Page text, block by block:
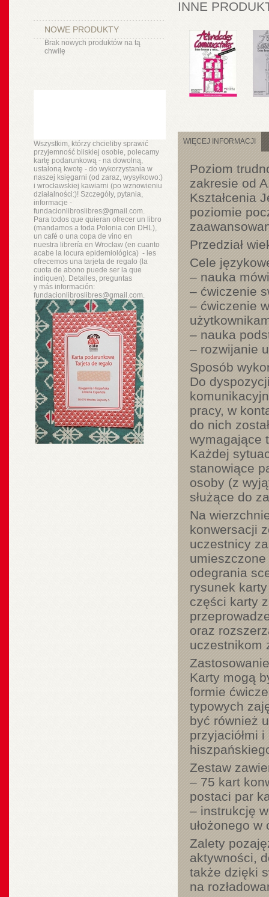
NOWE PRODUKTY
Brak nowych produktów na tą
chwilę
Wszystkim, którzy chcieliby sprawić
przyjemność bliskiej osobie, polecamy
kartę podarunkową - na dowolną,
ustaloną kwotę - do wykorzystania w
naszej księgarni (od zaraz, wysyłkowo:)
i wrocławskiej kawiarni (po wznowieniu
działalności:)! Szczegóły, pytania,
informacje -
fundacionlibroslibres@gmail.com.
Para todos que quieran ofrecer un libro
(mandamos a toda Polonia con DHL),
un café o una copa de vino en
nuestra libreríaen Wrocław (en cuanto
acabe la locura epidemiológica) - les
ofrecemos una tarjeta de regalo (la
cuota de abono puede ser la que
indiquen). Detalles, preguntas
y másinformación:
fundacionlibroslibres@gmail.com.
INNE
WIĘCEJ INFORMACJI
Poziom
zakresie od
Kształcenia
poziomie
Przedział
Cele
– nauka
– ćwiczenie
– ćwiczenie
– nauka
– rozwijanie
Sposób
Do
pracy, w
do nich
wymagające
Każdej
stanowiące
osoby (z
służące do
Na
konwersacji
uczestnicy
odegrania
rysunek
części karty
oraz
uczestnikom
Karty mogą
formie
typowych
być również
przyjaciółmi
Zestaw
– 75 kart
postaci par
– instrukcję
ułożonego
Zalety
aktywności,
także dzięki
na